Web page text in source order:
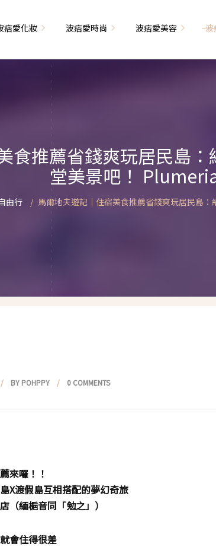
痞愛化妝
化妝分解教學
波痞愛時尚
時尚單品大採購
顯瘦穿搭
主題穿搭
指甲也是閃亮亮
波痞愛美容
身體保養
簡易編髮教學
染燙日記
波
小狗喔唷日
食推薦省錢爽玩居民島
堂美景吧！
由行 馬爾地夫遊記｜住宿美食推薦省錢爽玩居民島
BY POHPPY 0 COMMENTS
來囉！！
X渡假島互相搭配的夢幻奇旅
（緬梔音同「勉之」）
會住得很差